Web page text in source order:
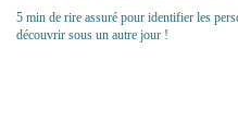
5 min de rire assuré pour identifier les
découvrir sous un autre jour !